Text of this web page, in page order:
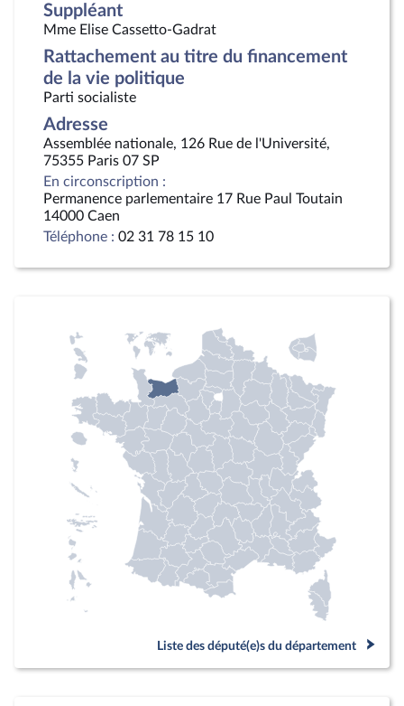
Suppléant
Mme Elise Cassetto-Gadrat
Rattachement au titre du financement
de la vie politique
Parti socialiste
Adresse
Assemblée nationale, 126 Rue de l'Université,
75355 Paris 07 SP
En circonscription :
Permanence parlementaire 17 Rue Paul Toutain
14000 Caen
Téléphone : 02 31 78 15 10
Liste des député(e)s du département